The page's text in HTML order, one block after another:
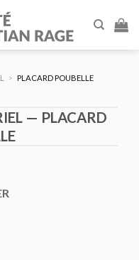
> PLACARD POUBELLE
— PLACARD